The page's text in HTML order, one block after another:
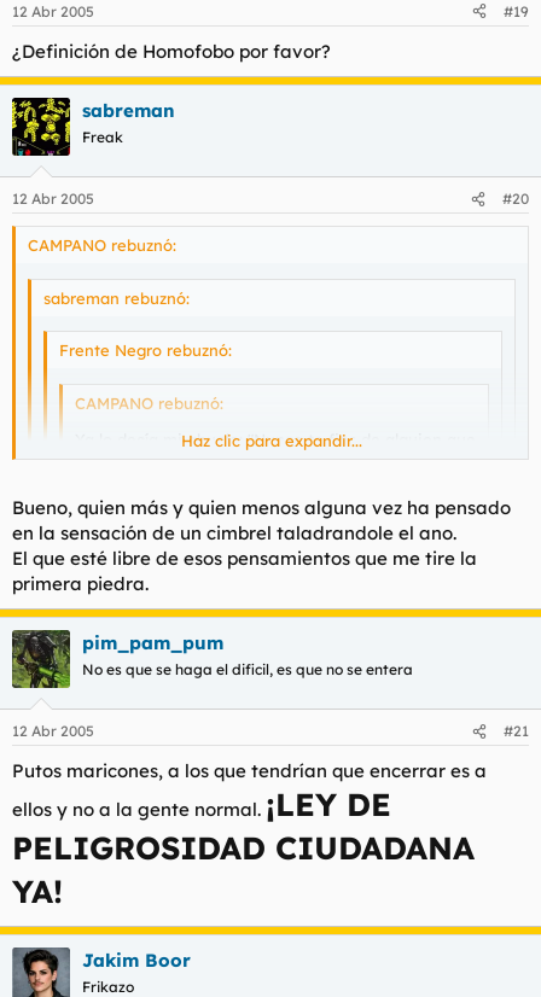
12 Abr 2005 #19
¿Definición de Homofobo por favor?
sabreman
Freak
12 Abr 2005 #20
CAMPANO rebuznó:
sabreman rebuznó:
Frente Negro rebuznó:
CAMPANO rebuznó:
Ya lo decía mi abuelo: "Nunca te fies de alguien que
te pueda dar por culo" a lo que mi abuela añadió
amor".
Haz clic para expandir...
Cuanta verdad encierran esas palabras...
Preparemosno para lo que se nos viene encima, y
solo por pensar/actuar/opinar diferente y discrepar
de los lobbys en alza.
Haz clic para expandir...
Ahora mentero que hay un lobby gay.
Vivir para ver.
No mientas, tu eres un entendido. Vamos, rezumas
entendimiento por los cuatro costados.
Haz clic para expandir...
Bueno, quien más y quien menos alguna vez ha pensado
en la sensación de un cimbrel taladrandole el ano.
El que esté libre de esos pensamientos que me tire la
primera piedra.
pim_pam_pum
No es que se haga el dificil, es que no se entera
12 Abr 2005 #21
Putos maricones, a los que tendrían que encerrar es a
ellos y no a la gente normal. ¡LEY DE
PELIGROSIDAD CIUDADANA
YA!
Jakim Boor
Frikazo